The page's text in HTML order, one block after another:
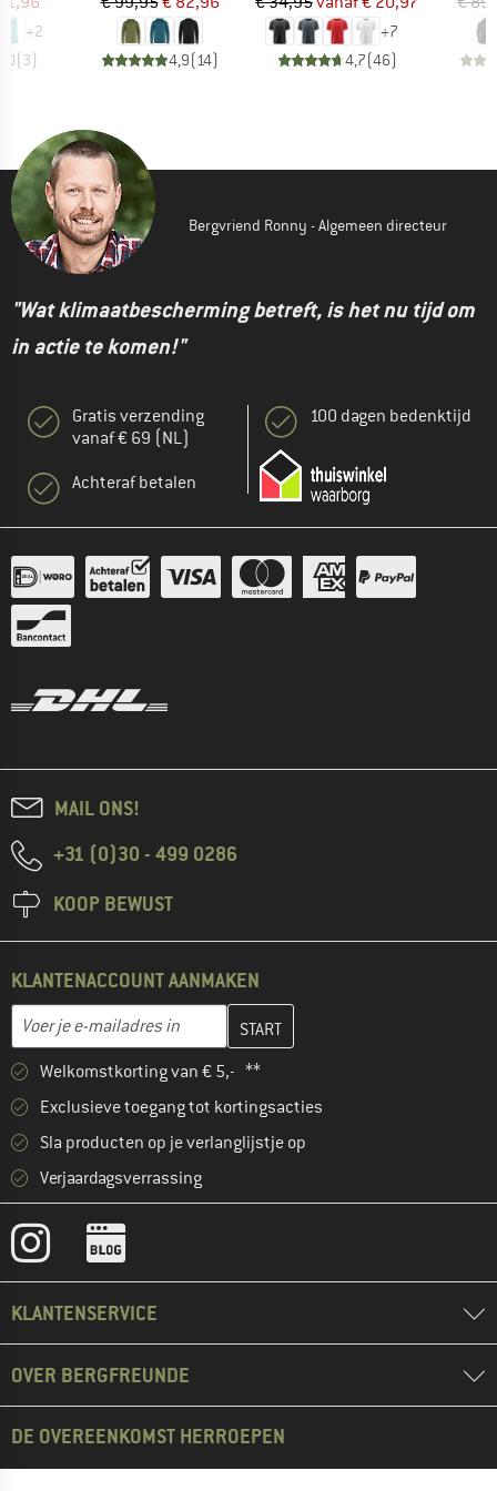
+2
(3) 4,9(14)
+7
4,7(46)
Bergvriend Ronny - Algemeen directeur
"Wat klimaatbescherming betreft, is het nu tijd om
in actie te komen!"
Gratis verzending
vanaf € 69 (NL)
Achteraf betalen
100 dagen bedenktijd
MAIL ONS!
+31 (0)30 - 499 0286
KOOP BEWUST
KLANTENACCOUNT AANMAKEN
E-mailadres
Vul je e-mailadres hier in en maak in de volgende stap je
Welkomstkorting van € 5,- **
Exclusieve toegang tot kortingsacties
Sla producten op je verlanglijstje op
Verjaardagsverrassing
KLANTENSERVICE
OVER BERGFREUNDE
DE OVEREENKOMST HERROEPEN